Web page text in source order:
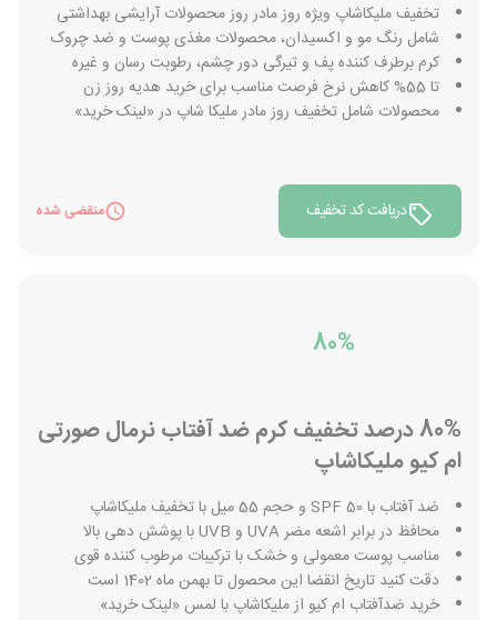
تخفیف ملیکاشاپ ویژه روز مادر روز محصولات آرایشی بهداشتی
شامل رنگ مو و اکسیدان، محصولات مغذی پوست و ضد چروک
کرم برطرف کننده پف و تیرگی دور چشم، رطوبت رسان و غیره
تا 55% کاهش نرخ فرصت مناسب برای خرید هدیه روز زن
محصولات شامل تخفیف روز مادر ملیکا شاپ در «لینک خرید»
دریافت کد تخفیف منقضی شده
80%
80% درصد تخفیف کرم ضد آفتاب نرمال صورتی
ام کیو ملیکاشاپ
ضد آفتاب با SPF 50 و حجم 55 میل با تخفیف ملیکاشاپ
محافظ در برابر اشعه مضر UVA و UVB با پوشش دهی بالا
مناسب پوست معمولی و خشک با ترکیبات مرطوب کننده قوی
دقت کنید تاریخ انقضا این محصول تا بهمن ماه 1402 است
خرید ضدآفتاب ام کیو از ملیکاشاپ با لمس «لینک خرید»